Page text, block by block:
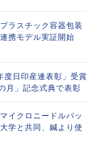
ラスチック容器包装
携モデル実証開始
日印産連表彰」受賞
」記念式典で表彰
イクロニードルパッ
学と共同、鍼より使